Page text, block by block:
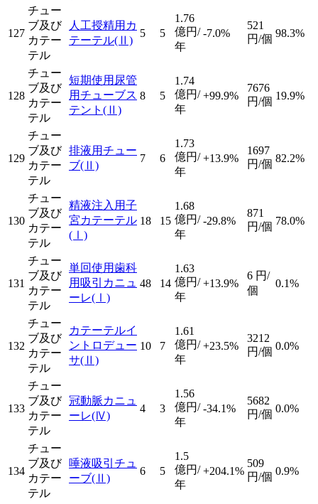
127
チュー
ブ及び
カテー
テル
人工授精用カ
テーテル(Ⅱ)
5 5
1.76
億円/
年
-7.0%
521
円/個 98.3%
128
チュー
ブ及び
カテー
テル
短期使用尿管
用チューブス
テント (Ⅱ)
8 5
1.74
億円/
年
+99.9%
7676
円/個 19.9%
129
チュー
ブ及び
カテー
テル
排液用チュー
ブ(Ⅱ)
7 6
1.73
億円/
年
+13.9%
1697
円/個 82.2%
130
チュー
ブ及び
カテー
テル
精液注入用子
宮カテーテル
(Ⅰ)
18 15
1.68
億円/
年
-29.8%
871
円/個 78.0%
131
チュー
ブ及び
カテー
テル
単回使用歯科
用吸引カニュ
ーレ(Ⅰ)
48 14
1.63
億円/
年
+13.9%
6 円/
個
0.1%
132
チュー
ブ及び
カテー
テル
カテーテルイ
ントロデュー
サ(Ⅱ)
10 7
1.61
億円/
年
+23.5%
3212
円/個 0.0%
133
チュー
ブ及び
カテー
テル
冠動脈カニュ
ーレ(Ⅳ)
4 3
1.56
億円/
年
-34.1%
5682
円/個 0.0%
134
チュー
ブ及び
カテー
テル
唾液吸引チュ
ーブ(Ⅱ)
6 5
1.5
億円/
年
+204.1%
509
円/個 0.9%